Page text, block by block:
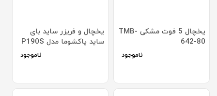
یخچال 5 فوت مشکی TMB-
642-80
ناموجود
یخچال و فریزر ساید بای
ساید پاکشوما مدل P190S
ناموجود